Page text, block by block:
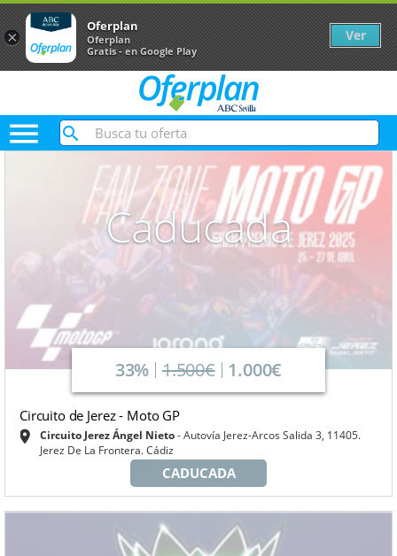

Caducada
33% 1.500€ 1.000€
Circuito de Jerez - Moto GP
Circuito Jerez Ángel Nieto Autovía Jerez-Arcos Salida 3, 11405.
Jerez De La Frontera. Cádiz
CADUCADA
×
Oferplan
Oferplan
Gratis - en Google Play
Ver